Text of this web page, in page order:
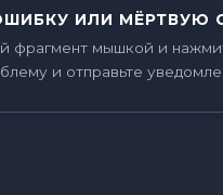
ИЛИ МЁРТВУЮ
фрагмент мышкой и
и отправьте